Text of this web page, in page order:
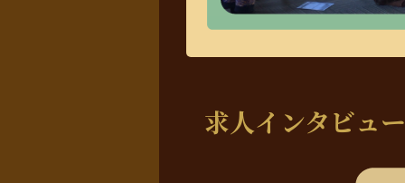
求人インタビュー